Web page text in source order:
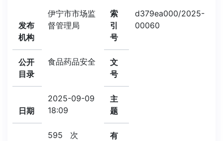
发布
机构
伊宁市市场监
督管理局
索
引
号
d379ea000/2025-
00060
公开
目录
食品药品安全
文
号
日期
2025-09-09
18:09
主
题
595 次
有